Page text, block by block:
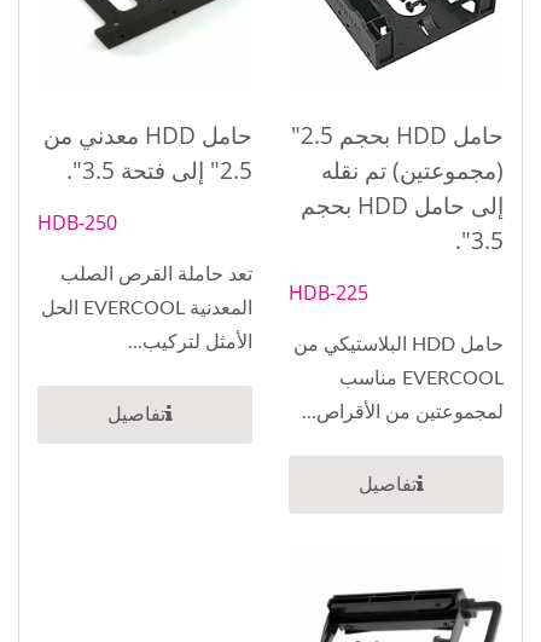
حامل HDD بحجم 2.5"
(مجموعتين) تم نقله
إلى حامل HDD بحجم
3.5".
HDB-225
حامل HDD البلاستيكي من
EVERCOOL مناسب
لمجموعتين من الأقراص...
تفاصيل
حامل HDD معدني من
2.5" إلى فتحة 3.5".
HDB-250
تعد حاملة القرص الصلب
المعدنية EVERCOOL الحل
الأمثل لتركيب...
تفاصيل